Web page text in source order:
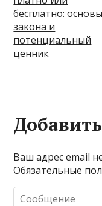
бесплатно: основы
закона и
потенциальный
ценник
Ваш адрес email
Обязательные